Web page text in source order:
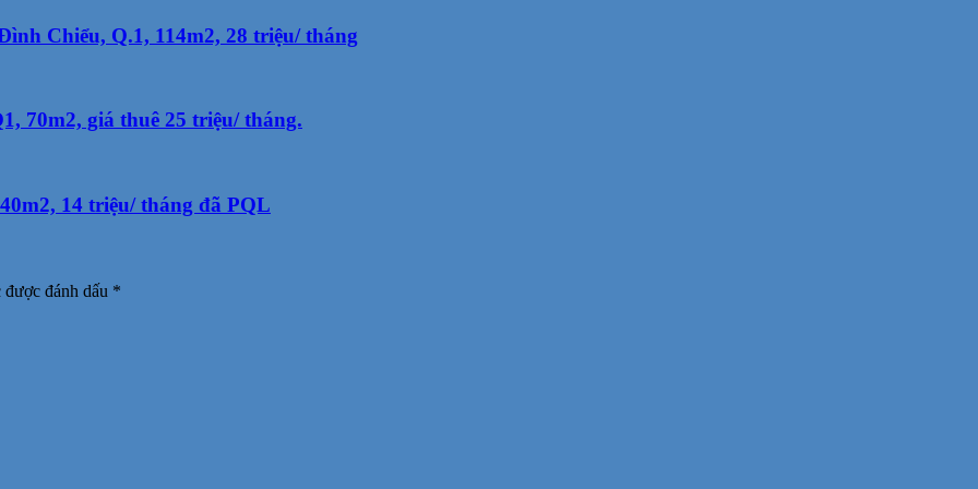
Chiểu, Q.1, 114m2, 28 triệu/ tháng
70m2, giá thuê 25 triệu/ tháng.
14 triệu/ tháng đã PQL
đánh dấu *